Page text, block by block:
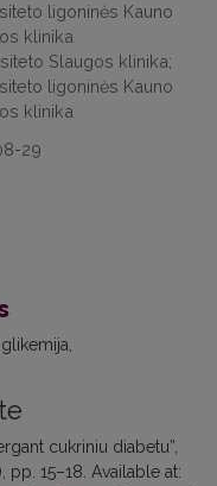
ligoninės Kauno
klinika
Slaugos klinika;
ligoninės Kauno
klinika
29
cukriniu diabetu”,
pp. 15–18. Available at: